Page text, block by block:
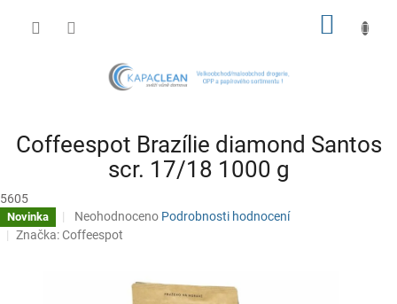
Coffeespot Brazílie diamond Santos
scr. 17/18 1000 g
5605
Novinka
Průměrné
hodnocení
Neohodnoceno Podrobnosti hodnocení
Značka:Coffeespot